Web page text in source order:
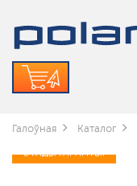
Галоўная Каталог
3 ГАДЫ ГАРАНТЫІ